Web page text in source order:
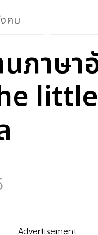
คม
าษา
Advertisement